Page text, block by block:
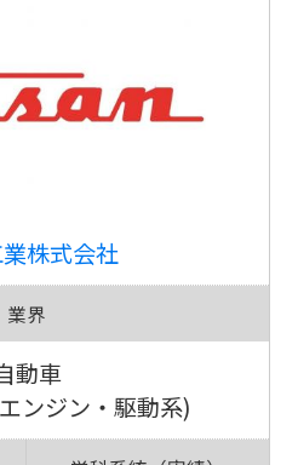
株式会社
業界
動車
ンジン・駆動系)